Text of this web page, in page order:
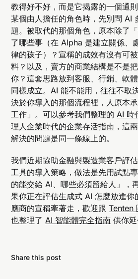
教得好不好，而是它揭露的一個通
某個由人擔任的角色時，先別問 AI
題。被取代的那個角色，原本除了
了哪些事（在 Alpha 是建立關係、
律的孩子）？宣稱的成效有沒有可
料？以及，賣方的商業結構是不是
你？這套思路放到客服、行銷、軟
同樣成立。AI 能不能用，往往不取
決於你導入的那個流程裡，人原本
工作」。可以參考我們整理的 AI 時
理人企業時代的企業存活指南 ，這
解決的問題是同一條線上的。
我們近期協助金融與製造業客戶評
工具的導入策略，做法是先用試點
的能交給 AI、哪些必須留給人」，
果你正在評估生成式 AI 怎麼放進你
應商的宣稱牽著走，歡迎跟Tenten
也整理了 AI 智能體完全指南 供你延
Share this post